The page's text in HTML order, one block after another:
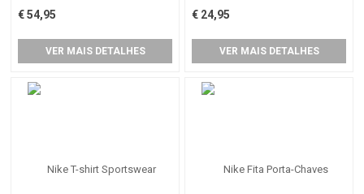
€ 54,95
VER MAIS DETALHES
€ 24,95
VER MAIS DETALHES